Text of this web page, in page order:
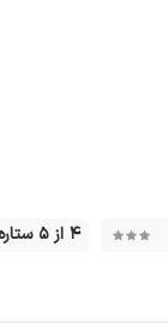
۴ از ۵ ستاره